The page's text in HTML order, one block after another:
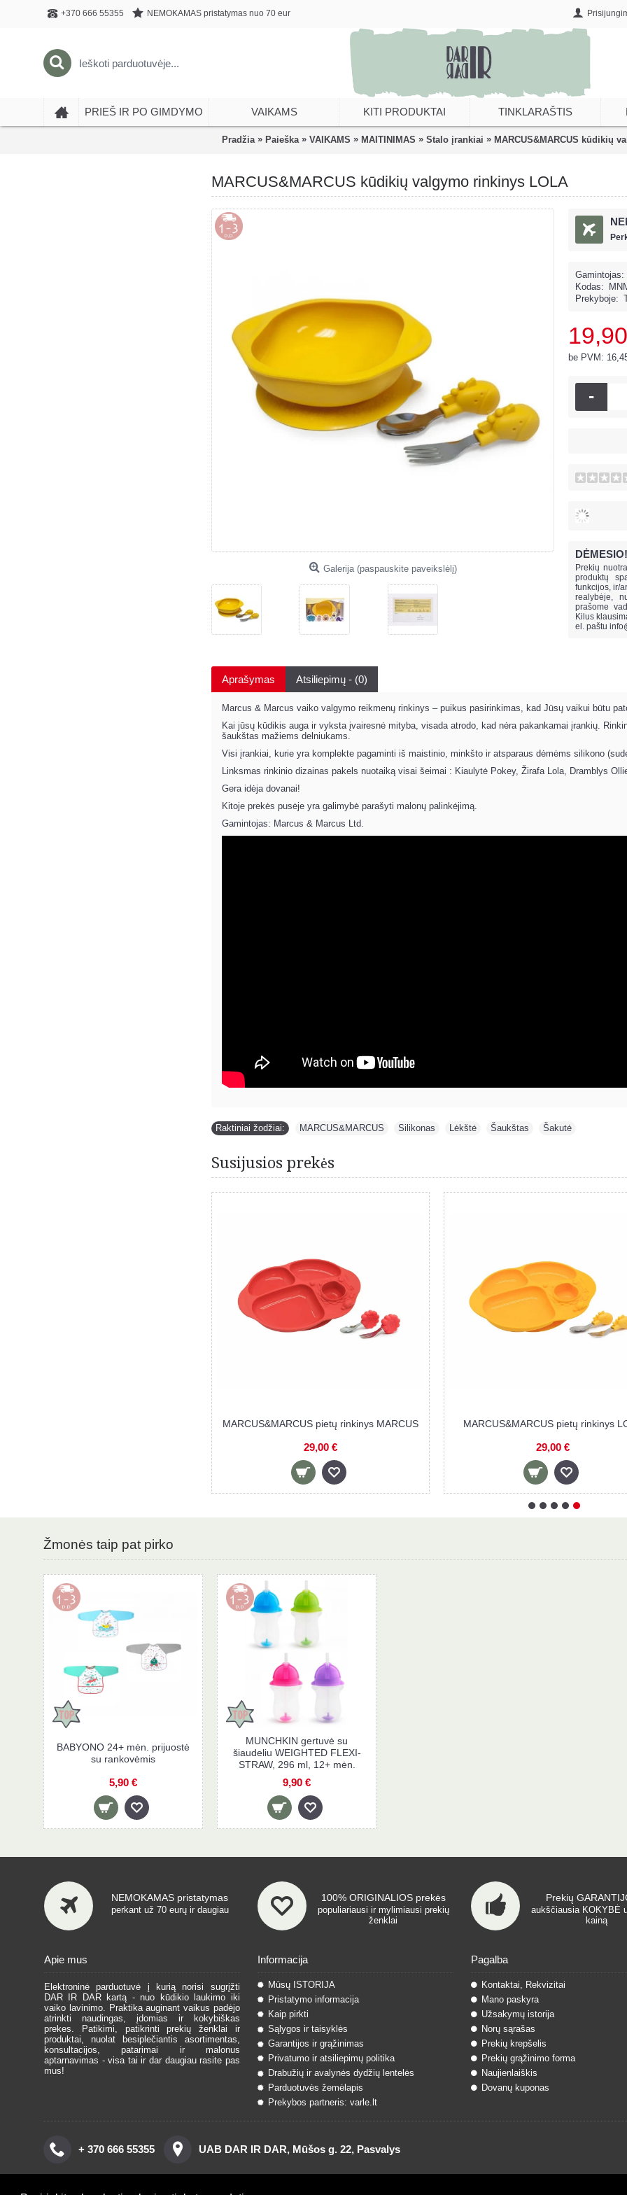
+370 666 55355 NEMOKAMAS pristatymas nuo 70 eur
PRIEŠ IR PO GIMDYMO VAIKAMS KITI PRODUKTAI TINKLARAŠTIS
Pradžia » Paieška » VAIKAMS » MAITINIMAS » Stalo įrankiai » MARCUS&MARCUS kūdikių
MARCUS&MARCUS kūdikių valgymo rinkinys LOLA
Galerija (paspauskite paveikslėlį)
Gamintojas:
Kodas:
Prekyboje:
be PVM:
-
DĖMESIO!
Prekių
produktų
funkcijos, ir/
realybėje, n
prašome
Kilus
el. paštu
Aprašymas Atsiliepimų - (0)
Marcus & Marcus vaiko valgymo reikmenų rinkinys – puikus pasirinkimas, kad Jūsų vaikui būtu
Kai jūsų kūdikis auga ir vyksta įvairesnė mityba, visada atrodo, kad nėra pakankamai įrankių.
šaukštas mažiems delniukams.
Visi įrankiai, kurie yra komplekte pagaminti iš maistinio, minkšto ir atsparaus dėmėms silikono
Linksmas rinkinio dizainas pakels nuotaiką visai šeimai : Kiaulytė Pokey, Žirafa Lola, Dramblys
Gera idėja dovanai!
Kitoje prekės pusėje yra galimybė parašyti malonų palinkėjimą.
Gamintojas: Marcus & Marcus Ltd.
Raktiniai žodžiai: MARCUS&MARCUS Silikonas Lėkštė Šaukštas Šakutė
Susijusios prekės
MARCUS&MARCUS kūdikių valgymo
rinkinys OLLIE
MARCUS&MARCUS kūdikių valgymo
rinkinys POKEY
Žmonės taip pat pirko
BABYONO 24+ mėn. prijuostė
su rankovėmis
5,90 €
MUNCHKIN gertuvė su
šiaudeliu WEIGHTED FLEXI-
STRAW, 296 ml, 12+ mėn.
9,90 €
NEMOKAMAS pristatymas
perkant už 70 eurų ir daugiau
100% ORIGINALIOS prekės
populiariausi ir mylimiausi prekių
ženklai
Prekių
aukščiausia KOKYBĖ
kainą
Apie mus
Elektroninė parduotuvė į kurią norisi sugrįžti
DAR IR DAR kartą - nuo kūdikio laukimo iki
vaiko lavinimo. Praktika auginant vaikus padėjo
atrinkti naudingas, įdomias ir kokybiškas
prekes. Patikimi, patikrinti prekių ženklai ir
produktai, nuolat besiplečiantis asortimentas,
konsultacijos, patarimai ir malonus
aptarnavimas - visa tai ir dar daugiau rasite pas
mus!
Informacija
Mūsų ISTORIJA
Pristatymo informacija
Kaip pirkti
Sąlygos ir taisyklės
Garantijos ir grąžinimas
Privatumo ir atsiliepimų politika
Drabužių ir avalynės dydžių lentelės
Parduotuvės žemėlapis
Prekybos partneris: varle.lt
Pagalba
Kontaktai, Rekvizitai
Mano paskyra
Užsakymų istorija
Norų sąrašas
Prekių krepšelis
Prekių grąžinimo forma
Naujienlaiškis
Dovanų kuponas
+ 370 666 55355 UAB DAR IR DAR, Mūšos g. 22, Pasvalys